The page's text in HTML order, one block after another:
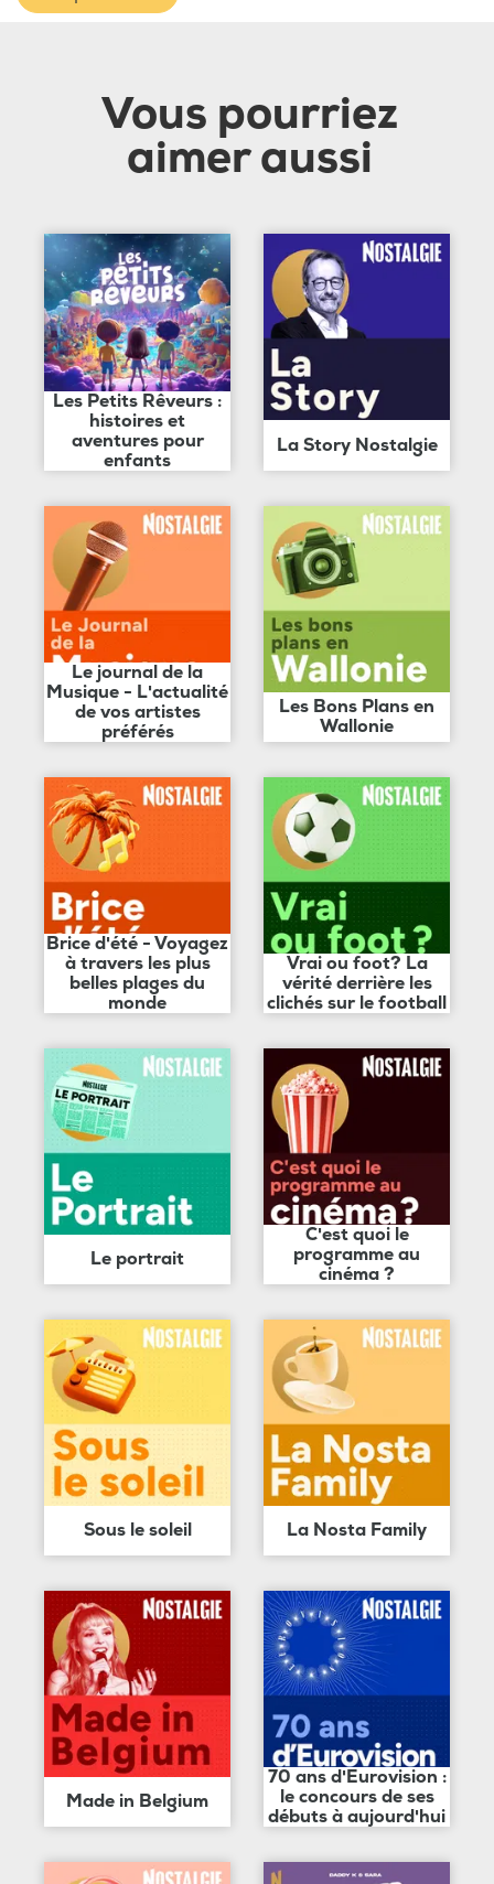
Vous pourriez
aimer aussi
Les Petits Rêveurs :
histoires et
aventures pour
enfants
La Story Nostalgie
Le journal de la
Musique - L'actualité
de vos artistes
préférés
Les Bons Plans en
Wallonie
Brice d'été - Voyagez
à travers les plus
belles plages du
monde
Vrai ou foot? La
vérité derrière les
clichés sur le football
Le portrait
C'est quoi le
programme au
cinéma ?
Sous le soleil La Nosta Family
Made in Belgium
70 ans d'Eurovision :
le concours de ses
débuts à aujourd'hui